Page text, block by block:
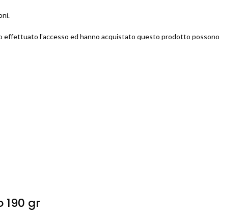
effettuato l'accesso ed hanno acquistato questo prodotto possono
190 gr